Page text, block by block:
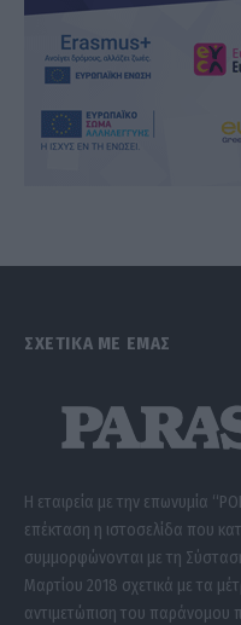
ΣΧΕΤΙΚΑ ΜΕ ΕΜΑΣ
Η εταιρεία με την επωνυμία
επέκταση η ιστοσελίδα που
συμμορφώνονται με τη
Μαρτίου 2018 σχετικά με τα
αντιμετώπιση του παράνομου